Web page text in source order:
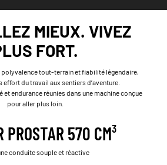
MIEUX. VIVEZ
FORT.
polyvalence tout-terrain et fiabilité légendaire,
effort du travail aux sentiers d’aventure.
endurance réunies dans une machine conçue
pour aller plus loin.
PROSTAR 570 CM³
conduite souple et réactive